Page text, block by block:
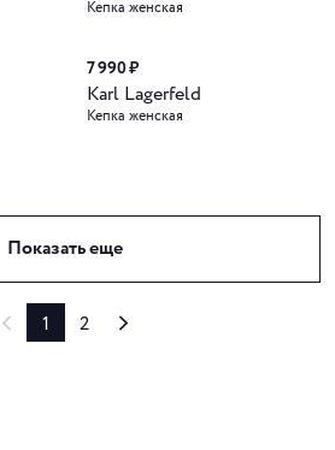
Кепка женская
7 990 ₽
Karl Lagerfeld
Кепка женская
Показать еще
1 2